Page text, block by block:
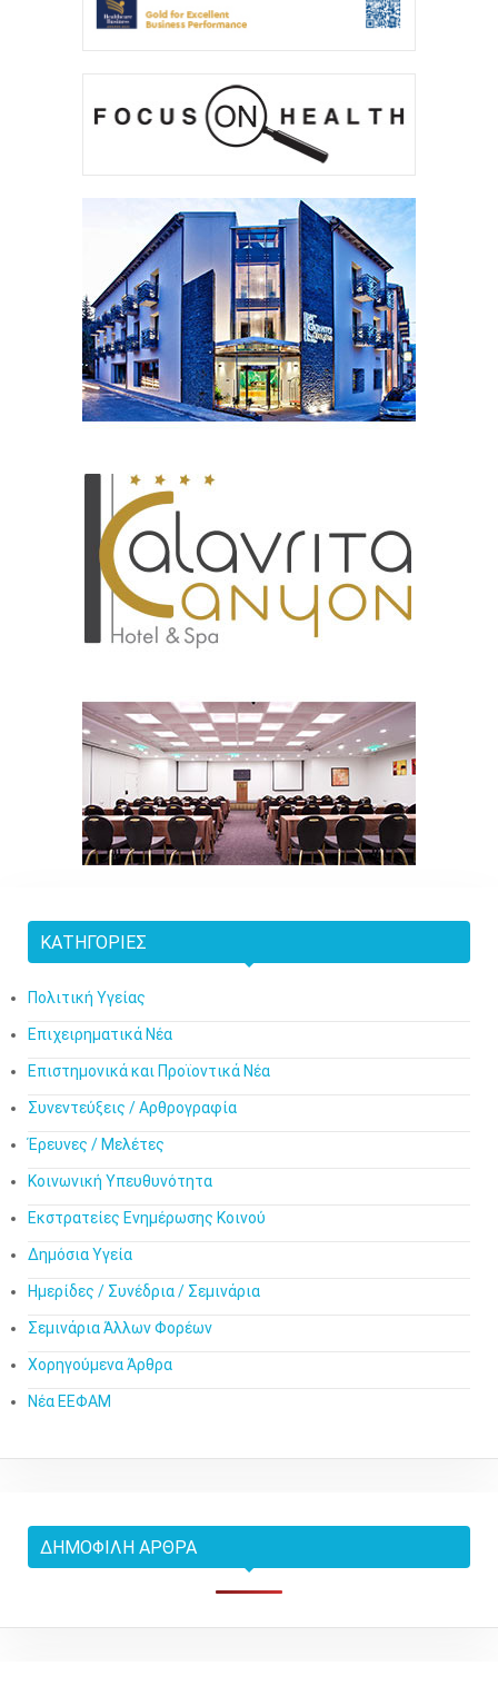
ΚΑΤΗΓΟΡΊΕΣ
Πολιτική Υγείας
Επιχειρηματικά Νέα
Επιστημονικά και Προϊοντικά Νέα
Συνεντεύξεις / Αρθρογραφία
Έρευνες / Μελέτες
Κοινωνική Υπευθυνότητα
Εκστρατείες Ενημέρωσης Κοινού
Δημόσια Υγεία
Ημερίδες / Συνέδρια / Σεμινάρια
Σεμινάρια Άλλων Φορέων
Χορηγούμενα Άρθρα
Νέα ΕΕΦΑΜ
ΔΗΜΟΦΙΛΉ ΆΡΘΡΑ